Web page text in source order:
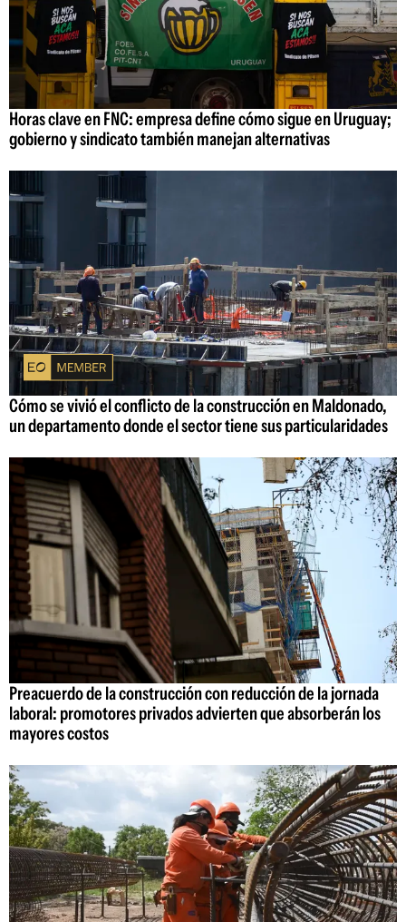
Horas clave en FNC: empresa define cómo sigue en Uruguay;
gobierno y sindicato también manejan alternativas
Cómo se vivió el conflicto de la construcción en Maldonado,
un departamento donde el sector tiene sus particularidades
Preacuerdo de la construcción con reducción de la jornada
laboral: promotores privados advierten que absorberán los
mayores costos